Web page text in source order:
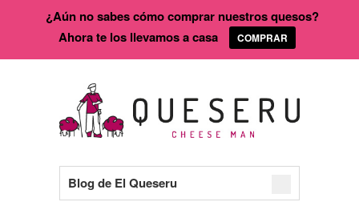
Blog de El Queseru
¿Aún no sabes cómo comprar nuestros quesos?
Ahora te los llevamos a casa
COMPRAR